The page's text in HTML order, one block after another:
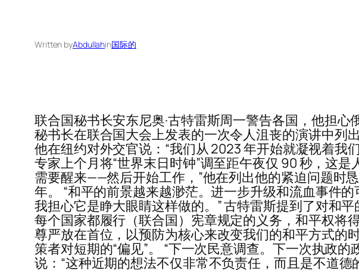
Written byAbdullahin国际的
联合国秘书长安东尼奥·古特雷斯周一警告各国，他担心
秘书长在联合国大会上发表的一次令人沮丧的演讲中列
他在纽约对外交官说：“我们从 2023 年开始就凝视着
专家上个月将“世界末日时钟”调至距午夜仅 90 秒，这
需要醒来——然后开始工作，”他在列出他的紧迫问题时
年。 “和平的前景越来越渺茫。进一步升级和流血事件
我担心它是睁大眼睛这样做的。” 古特雷斯提到了对和
每个国家都履行（联合国）宪章规定的义务，和平权将
尊严放在首位，以预防为核心来改变我们的和平方式的
策者对短期的“偏见”。 “下一次民意调查。下一次执政
说：“这种近期的想法不仅非常不负责任，而且是不道德